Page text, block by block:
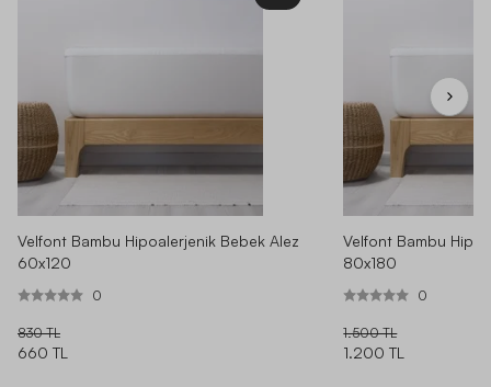
Velfont Bambu Hipoalerjenik Bebek Alez
60x120
0
830 TL
660 TL
Velfont Bambu
80x180
0
1.500 TL
1.200 TL